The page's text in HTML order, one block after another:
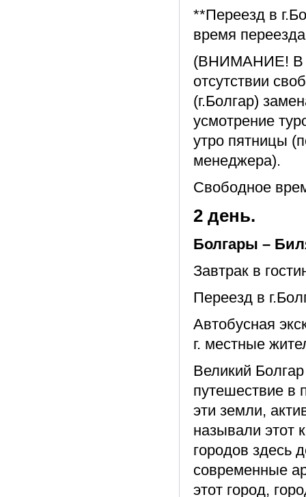
**Переезд в
время
(ВНИМАНИЕ! В
отсутствии
(г.Болгар)
усмотрение
утро пятницы
менеджера).
Свободное
2 день.
Болгары –
Завтрак в
Переезд в
Автобусная
г. местные
Великий
путешествие в
эти земли,
называли этот
городов здесь
современные
этот город,